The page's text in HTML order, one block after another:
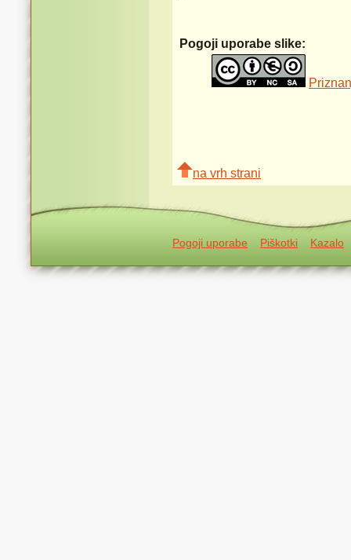
Pogoji uporabe slike:
na vrh strani
Pogoji uporabe Piškotki Kazalo